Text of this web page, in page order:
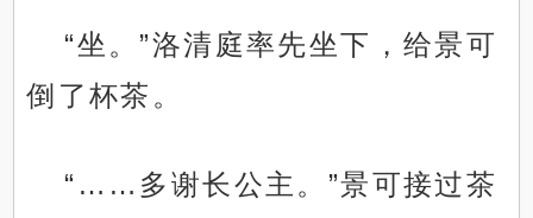
“坐。”洛清庭率先坐下，给景可
倒了杯茶。
“……多谢长公主。”景可接过茶